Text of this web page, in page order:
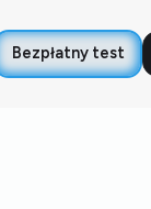
Bezpłatny test